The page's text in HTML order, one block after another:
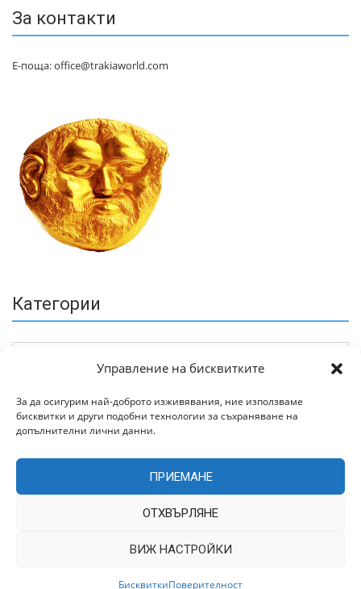
Управление на бисквитките
За да осигурим най-доброто изживявания, ние използваме
бисквитки и други подобни технологии за съхраняване на
допълнителни лични данни.
ПРИЕМАНЕ
ОТХВЪРЛЯНЕ
ВИЖ НАСТРОЙКИ
БисквиткиПоверителност
За контакти
Е-поща: office@trakiaworld.com
Категории
Архив
TrakiaWorld.com само с позоваване на източника.